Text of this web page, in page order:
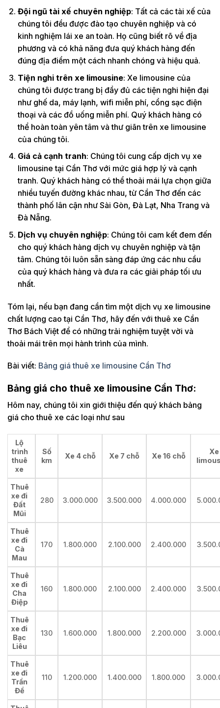
Đội ngũ tài xế chuyên nghiệp: Tất cả các tài xế của
chúng tôi đều được đào tạo chuyên nghiệp và có
kinh nghiệm lái xe an toàn. Họ cũng biết rõ về địa
phương và có khả năng đưa quý khách hàng đến
đúng địa điểm một cách nhanh chóng và hiệu quả.
Tiện nghi trên xe limousine: Xe limousine của
chúng tôi được trang bị đầy đủ các tiện nghi hiện đại
như ghế da, máy lạnh, wifi miễn phí, cổng sạc điện
thoại và các đồ uống miễn phí. Quý khách hàng có
thể hoàn toàn yên tâm và thư giãn trên xe limousine
của chúng tôi.
Giá cả cạnh tranh: Chúng tôi cung cấp dịch vụ xe
limousine tại Cần Thơ với mức giá hợp lý và cạnh
tranh. Quý khách hàng có thể thoải mái lựa chọn giữa
nhiều tuyến đường khác nhau, từ Cần Thơ đến các
thành phố lân cận như Sài Gòn, Đà Lạt, Nha Trang và
Đà Nẵng.
Dịch vụ chuyên nghiệp: Chúng tôi cam kết đem đến
cho quý khách hàng dịch vụ chuyên nghiệp và tận
tâm. Chúng tôi luôn sẵn sàng đáp ứng các nhu cầu
của quý khách hàng và đưa ra các giải pháp tối ưu
nhất.
Tóm lại, nếu bạn đang cần tìm một dịch vụ xe limousine
chất lượng cao tại Cần Thơ, hãy đến với thuê xe Cần
Thơ Bách Việt để có những trải nghiệm tuyệt vời và
thoải mái trên mọi hành trình của mình.
Bài viết: Bảng giá thuê xe limousine Cần Thơ
Bảng giá cho thuê xe limousine Cần Thơ:
Hôm nay, chúng tôi xin giới thiệu đến quý khách bảng
giá cho thuê xe các loại như sau
Lộ
trình
thuê
xe
Số
km
Xe 4 chỗ Xe 7 chỗ Xe 16 chỗ
Xe
Thuê
xe đi
Đất
Mũi
280 3.000.000 3.500.000 4.000.000
Thuê
xe đi
Cà
Mau
170 1.800.000 2.100.000 2.400.000
Thuê
xe đi
Cha
Điệp
160 1.800.000 2.100.000 2.400.000
Thuê
xe đi
Bạc
Liêu
130 1.600.000 1.800.000 2.200.000
Thuê
xe đi
Trần
Đề
110 1.200.000 1.400.000 1.800.000